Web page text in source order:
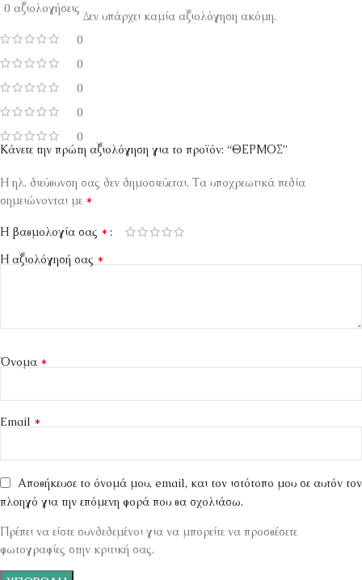
0 αξιολογήσεις
0
0
0
0
0
Δεν υπάρχει καμία αξιολόγηση ακόμη.
Κάνετε την πρώτη αξιολόγηση για το προϊόν: “ΘΕΡΜΟΣ”
Η ηλ. διεύθυνση σας δεν δημοσιεύεται. Τα υποχρεωτικά πεδία
σημειώνονται με *
Η βαθμολογία σας *
Η αξιολόγησή σας *
Όνομα *
Email *
Αποθήκευσε το όνομά μου, email, και τον ιστότοπο μου σε αυτόν τον
πλοηγό για την επόμενη φορά που θα σχολιάσω.
Πρέπει να είστε συνδεδεμένοι για να μπορείτε να προσθέσετε
φωτογραφίες στην κριτική σας.